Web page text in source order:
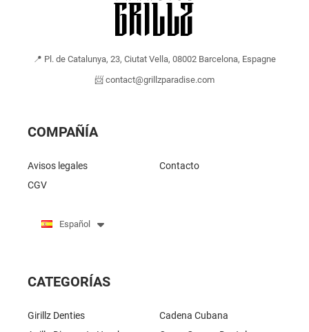
📍 Pl. de Catalunya, 23, Ciutat Vella, 08002 Barcelona, Espagne
📨 contact@grillzparadise.com
COMPAÑÍA
Avisos legales
CGV
Contacto
Español
CATEGORÍAS
Girillz Denties
Cadena Cubana